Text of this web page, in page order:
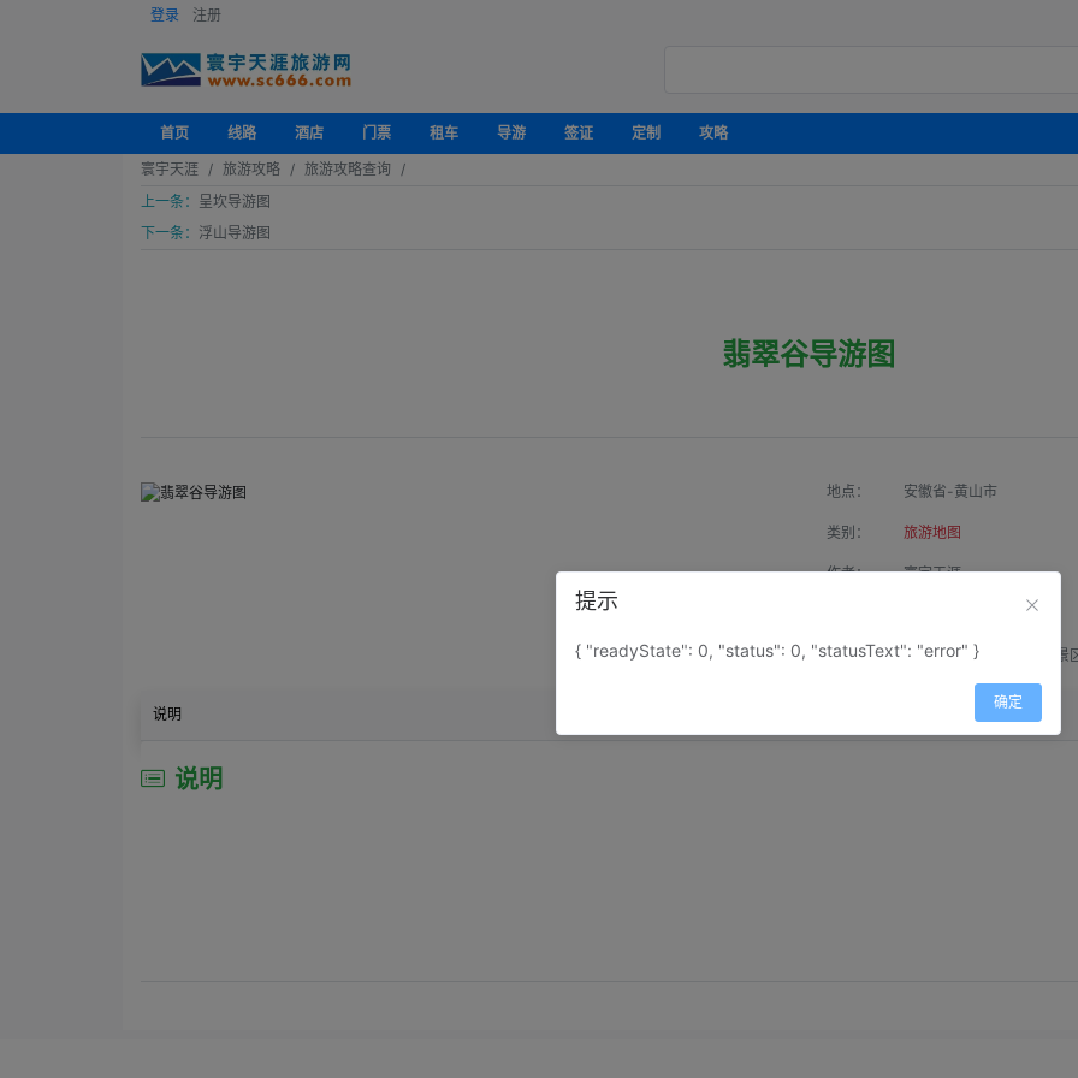
登录 注册
首页 线路 酒店 门票 租车 导游 签证 定制
攻略
寰宇天涯
旅游攻略
旅游攻略查询
上一条： 呈坎导游图
下一条： 浮山导游图
翡翠谷导游图
地点： 安徽省-黄山市
类别： 旅游地图
作者： 寰宇天涯
属性： 地图属性： 地图类型-景
说明
说明
提示
{ "readyState": 0, "status": 0, "statusText": "error" }
确定